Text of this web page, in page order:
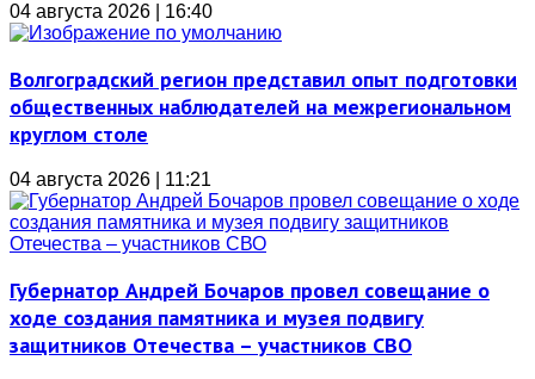
04 августа 2026 | 16:40
Волгоградский регион представил опыт подготовки
общественных наблюдателей на межрегиональном
круглом столе
04 августа 2026 | 11:21
Губернатор Андрей Бочаров провел совещание о
ходе создания памятника и музея подвигу
защитников Отечества – участников СВО